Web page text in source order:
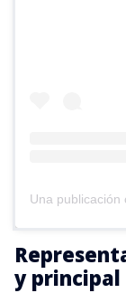
y principal